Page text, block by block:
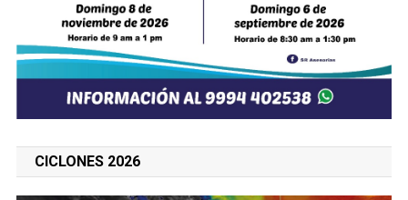
CICLONES 2026